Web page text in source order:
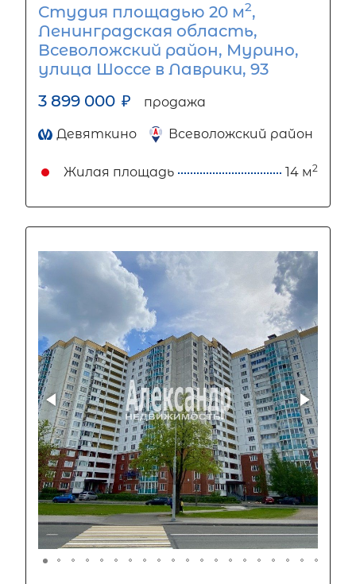
Студия площадью 20 м2,
Ленинградская область,
Всеволожский район, Мурино,
улица Шоссе в Лаврики, 93
3 899 000 ₽ продажа
Девяткино Всеволожский район
Жилая площадь 14 м2